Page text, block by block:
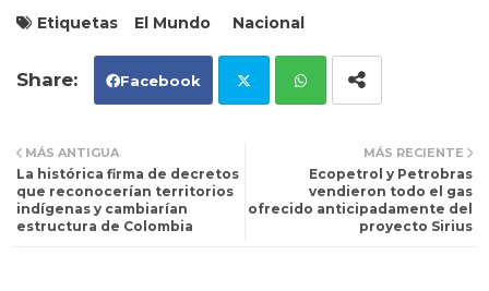
Etiquetas El Mundo Nacional
Facebook
itt ats
MÁS RECIENTE
Ecopetrol y Petrobras
vendieron todo el gas
ofrecido anticipadamente del
proyecto Sirius
MÁS ANTIGUA
La histórica firma de decretos
que reconocerían territorios
indígenas y cambiarían
estructura de Colombia